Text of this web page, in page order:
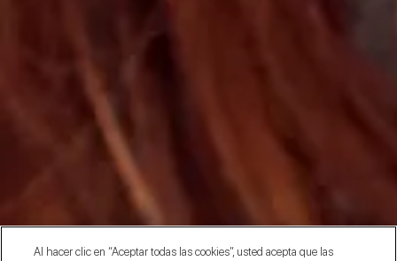
Al hacer clic en “Aceptar todas las cookies”, usted acepta que las